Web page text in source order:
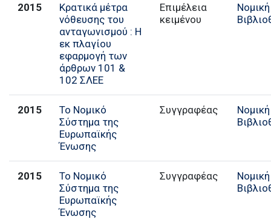
2015
Κρατικά μέτρα
νόθευσης του
ανταγωνισμού : Η
εκ πλαγίου
εφαρμογή των
άρθρων 101 &
102 ΣΛΕΕ
Επιμέλεια
κειμένου
Νομική
2015
Το Νομικό
Σύστημα της
Ευρωπαϊκής
Ένωσης
Συγγραφέας
Νομική
2015
Το Νομικό
Σύστημα της
Ευρωπαϊκής
Ένωσης
Συγγραφέας
Νομική